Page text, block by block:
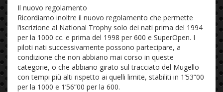
Il nuovo regolamento
Ricordiamo inoltre il nuovo regolamento che permette
l’iscrizione al National Trophy solo dei nati prima del 1994
per la 1000 cc. e prima del 1998 per 600 e SuperOpen. I
piloti nati successivamente possono partecipare, a
condizione che non abbiano mai corso in queste
categorie, o che abbiano girato sul tracciato del Mugello
con tempi più alti rispetto ai quelli limite, stabiliti in 1’53”00
per la 1000 e 1’56”00 per la 600.